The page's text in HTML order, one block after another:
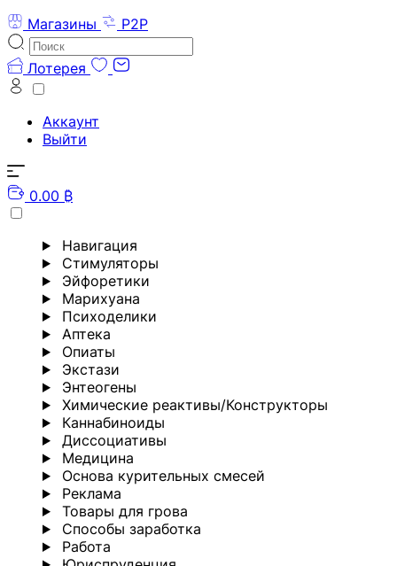
Магазины
P2P
Лотерея
Аккаунт
Выйти
0.00 ₿
Навигация
Стимуляторы
Эйфоретики
Марихуана
Психоделики
Аптека
Опиаты
Экстази
Энтеогены
Химические реактивы/Конструкторы
Каннабиноиды
Диссоциативы
Медицина
Основа курительных смесей
Реклама
Товары для грова
Способы заработка
Работа